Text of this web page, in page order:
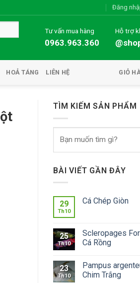
Đăng
Tư vấn mua hàng
0963.963.360
Hỗ trợ
HOẢ TÁNG LIÊN HỆ GIỎ
TÌM KIẾM SẢN PHẨM
kiếm:
BÀI VIẾT GẦN ĐÂY
29
Th10
Cá Chép Giòn
25
Th10
Scleropages
Cá Rồng
23
Th10
Pampus
Chim Trắng